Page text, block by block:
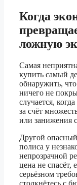
Когда
ложную
Самая
купить самый
обнаружить,
ничего не
случается,
за счёт
или занижения
Другой
полиса у
непрозрачной
цена не спасёт,
серьёзном
столкнётесь с